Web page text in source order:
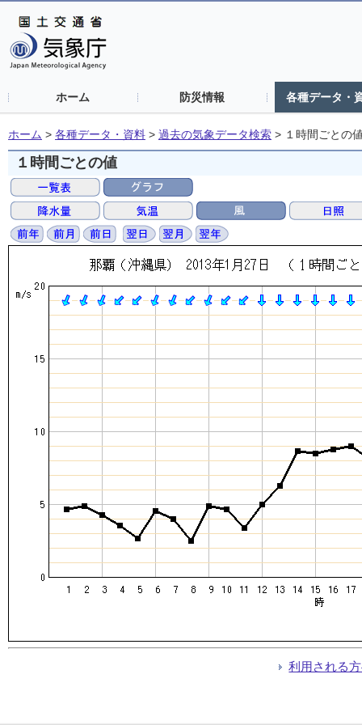
ホーム 防災情報 各種データ・
ホーム > 各種データ・資料 > 過去の気象データ検索 > １時間ごとの
１時間ごとの値
利用される